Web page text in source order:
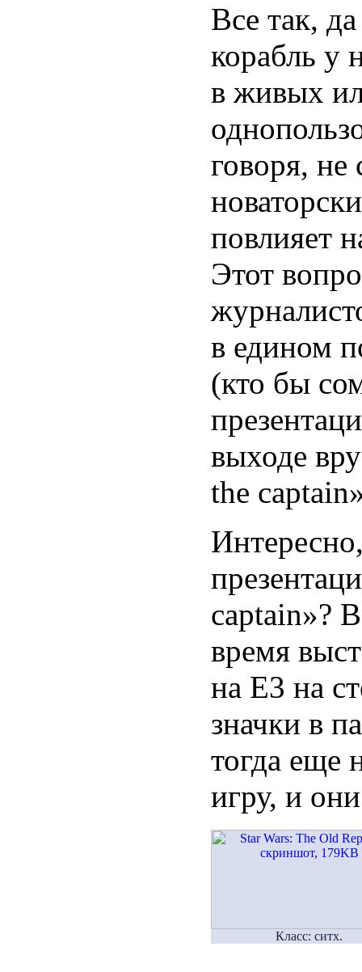
Все так,
корабль у
в живых
говоря,
повлияет
Этот
в едином
(кто бы
выходе
the
captain»?
время
на Е3 на
значки в
тогда еще
игру, и
Класс: ситх.